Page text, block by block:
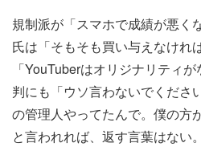
規制派が「スマホで成績が悪く
氏は「そもそも買い与えなけれ
「YouTuberはオリジナリティ
判にも「ウソ言わないでくださ
の管理人やってたんで。僕の方
と言われれば、返す言葉はない。